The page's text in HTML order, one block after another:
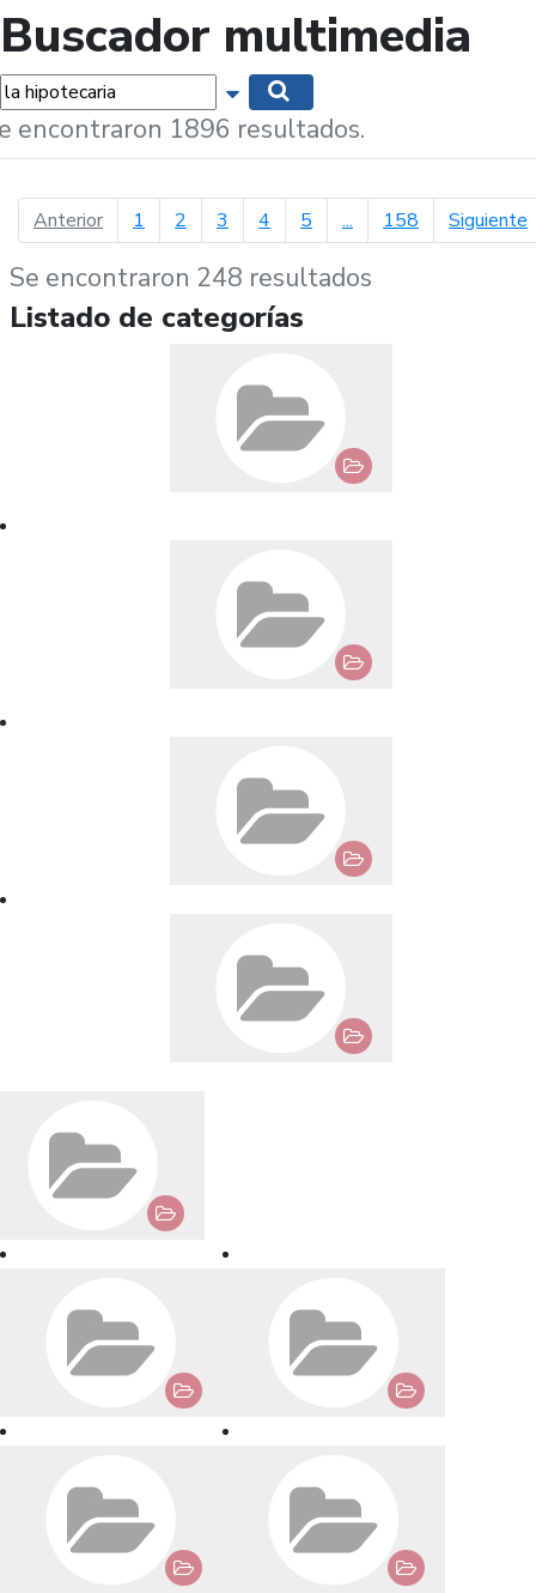
Buscador multimedia
Mostrar opciones de búsqueda
encontraron 1896 resultados.
Anteriorpágina anterior
1 2 3 4 5 ... 158 Siguiente
Se encontraron 248 resultados
Listado de categorías